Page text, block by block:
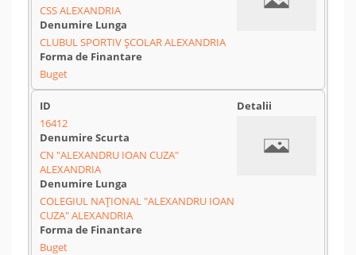
CSS ALEXANDRIA
CLUBUL SPORTIV ȘCOLAR ALEXANDRIA
Buget
16412
CN "ALEXANDRU IOAN CUZA"
ALEXANDRIA
COLEGIUL NAȚIONAL "ALEXANDRU IOAN
CUZA" ALEXANDRIA
Buget